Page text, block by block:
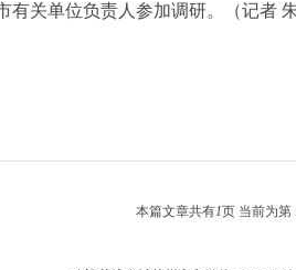
关单位负责人参加调研。（记者 朱
本篇文章共有1页 当前为第